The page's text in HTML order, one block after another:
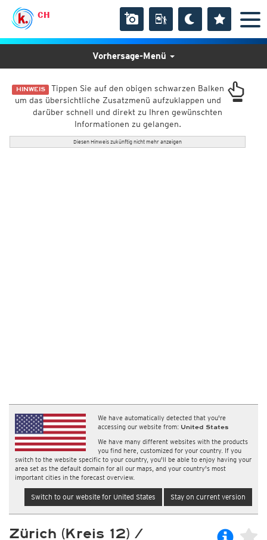
CH
HINWEIS Tippen Sie auf den obigen schwarzen Balken
um das übersichtliche Zusatzmenü aufzuklappen und
darüber schnell und direkt zu Ihren gewünschten
Informationen zu gelangen.
Diesen Hinweis zukünftig nicht mehr anzeigen
We have automatically detected that you're
accessing our website from: United States
We have many different websites with the products
you find here, customized for your country. If you
switch to the website specific to your country, you'll be able to enjoy having your
area set as the default domain for all our maps, and your country's most
important cities in the forecast overview.
Switch to our website for United States Stay on current version
Vorhersage-Menü
Zürich (Kreis 12) /